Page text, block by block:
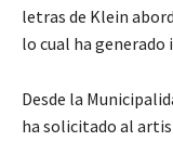
letras de Klein
lo cual ha generado
Desde la
ha solicitado al